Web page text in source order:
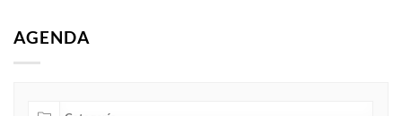
AGENDA